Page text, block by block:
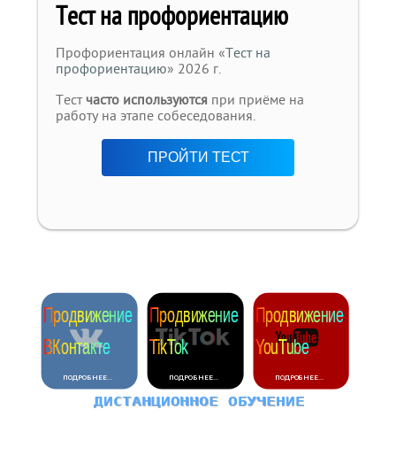
Тест на профориентацию
Профориентация онлайн «Тест на
профориентацию» 2026 г.
Тестчасто используются при приёме на
работу на этапе собеседования.
ПРОЙТИ ТЕСТ